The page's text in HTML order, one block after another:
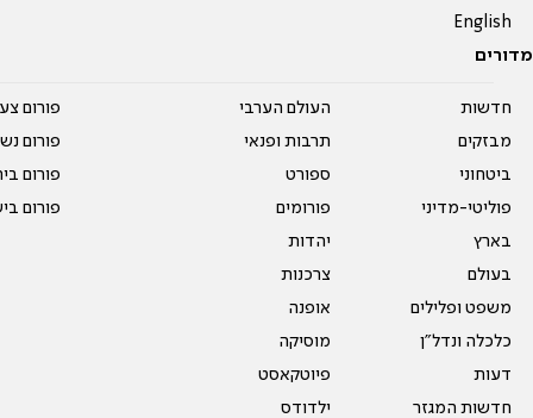
English
מדורים
חדשות
מבזקים
ביטחוני
פוליטי-מדיני
בארץ
בעולם
משפט ופלילים
כלכלה ונדל"ן
דעות
חדשות המגזר
העולם הערבי
תרבות ופנאי
ספורט
פורומים
יהדות
צרכנות
אופנה
מוסיקה
פיוטקאסט
ילדודס
פורום
פורום
פורום
פורום